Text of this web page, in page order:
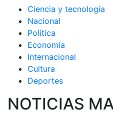
Ciencia y tecnología
Nacional
Política
Economía
Internacional
Cultura
Deportes
NOTICIAS